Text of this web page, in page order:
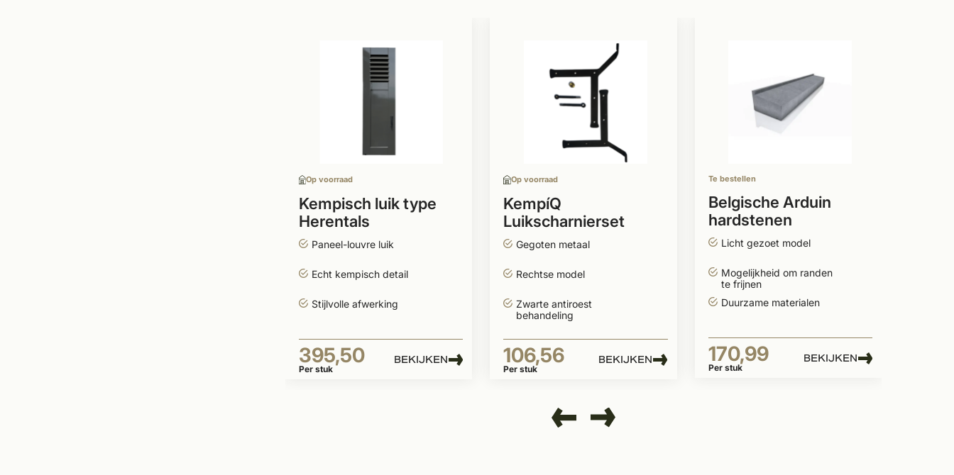
Op voorraad
Kempisch luik type
Herentals
Paneel-louvre luik
Echt kempisch detail
Stijlvolle afwerking
395,50
Per stuk
BEKIJKEN
Op voorraad
KempíQ
Luikscharnierset
RECHTS zwart
Gegoten metaal
Rechtse model
Zwarte antiroest
behandeling
106,56
Per stuk
BEKIJKEN
Te bestellen
Belgische Arduin
hardstenen
raamdorpel 24cm
model 3
Licht gezoet model
Mogelijkheid om randen
te frijnen
Duurzame materialen
170,99
Per stuk
BEKIJKEN